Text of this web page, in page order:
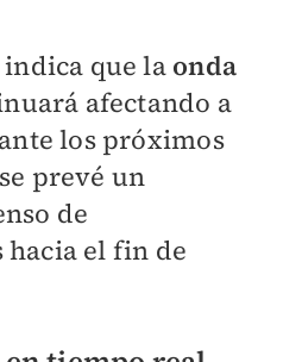
que laonda
afectando a
los próximos
prevé un
de
el fin de